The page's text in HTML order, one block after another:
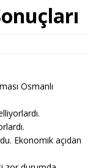
Osmanlı
Ekonomik açıdan